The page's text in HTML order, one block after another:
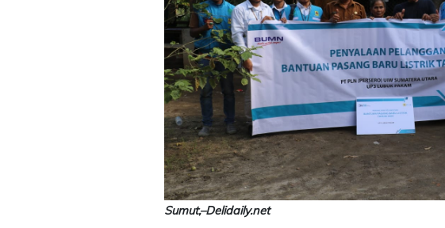
Sumut,–Delidaily.net